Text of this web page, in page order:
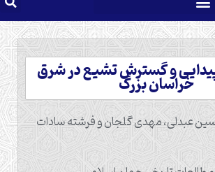
و گسترش تشیع در شرق
خراسان بزرگ
عبدلی، مهدی گلجان و فرشته سادات